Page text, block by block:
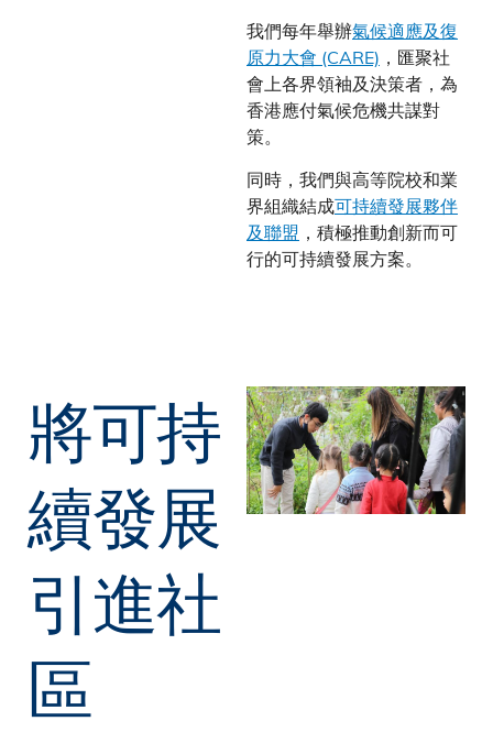
我們每年舉辦氣候適應及復
原力大會 (CARE) ，匯聚社
會上各界領袖及決策者，為
香港應付氣候危機共謀對
策。
同時，我們與高等院校和業
界組織結成可持續發展夥伴
及聯盟 ，積極推動創新而可
行的可持續發展方案。
將可持
續發展
引進社
區